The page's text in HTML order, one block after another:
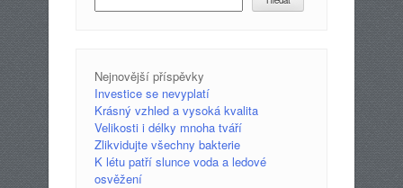
Nejnovější příspěvky
Investice se nevyplatí
Krásný vzhled a vysoká kvalita
Velikosti i délky mnoha tváří
Zlikvidujte všechny bakterie
K létu patří slunce voda a ledové
osvěžení